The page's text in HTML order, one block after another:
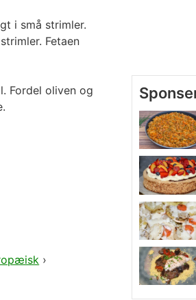
i små strimler.
Fetaen
Fordel oliven og
›